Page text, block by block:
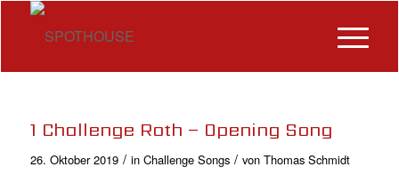
1 Challenge Roth – Opening Song
26. Oktober 2019 / inChallenge Songs / vonThomas Schmidt